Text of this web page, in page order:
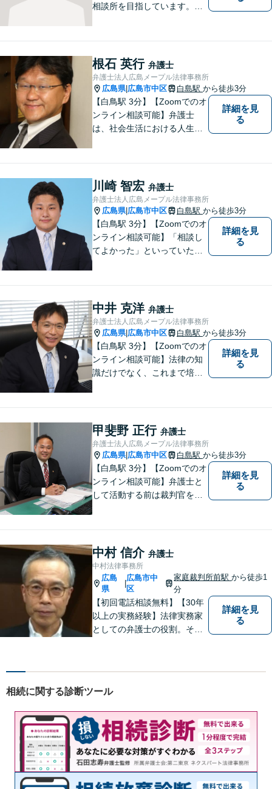
相談所を目指しています。依
ルにお悩みの方はご相談くだ
さい。
根石 英行 弁護士
弁護士法人広島メープル法律事務所
広島県| 広島市中区 白島駅 から徒歩3分
【白鳥駅 3分】【Zoomでのオ
ンライン相談可能】弁護士
は、社会生活における人生の
整えておりますので、困った
とき、迷ったときはお気軽に
ご相談ください。
詳細を見
る
川崎 智宏 弁護士
弁護士法人広島メープル法律事務所
広島県| 広島市中区 白島駅 から徒歩3分
【白鳥駅 3分】【Zoomでのオ
ンライン相談可能】「相談し
てよかった」といっていただ
スペースのご用意が可能で
す。ご希望の方はご予約の際
にお申し付けください。
詳細を見
る
中井 克洋 弁護士
弁護士法人広島メープル法律事務所
広島県| 広島市中区 白島駅 から徒歩3分
【白鳥駅 3分】【Zoomでのオ
ンライン相談可能】法律の知
識だけでなく、これまで培っ
ってまいります。 ぜひご相談
ください。
詳細を見
る
甲斐野 正行 弁護士
弁護士法人広島メープル法律事務所
広島県| 広島市中区 白島駅 から徒歩3分
【白鳥駅 3分】【Zoomでのオ
ンライン相談可能】弁護士と
して活動する前は裁判官を務
と思っています。少しでも何
か気になることがありました
ら、お気軽にご相談くださ
い。
詳細を見
る
中村 信介 弁護士
中村法律事務所
広島
県
|
広島市中
区
家庭裁判所前駅から徒歩1
分
【初回電話相談無料】【30年
以上の実務経験】法律実務家
としての弁護士の役割。それ
トラブルをかかえた組織また
ら、できるだけ納得のいく解
決を導き出さなければならな
い。
詳細を見
る
相続に関する診断ツール